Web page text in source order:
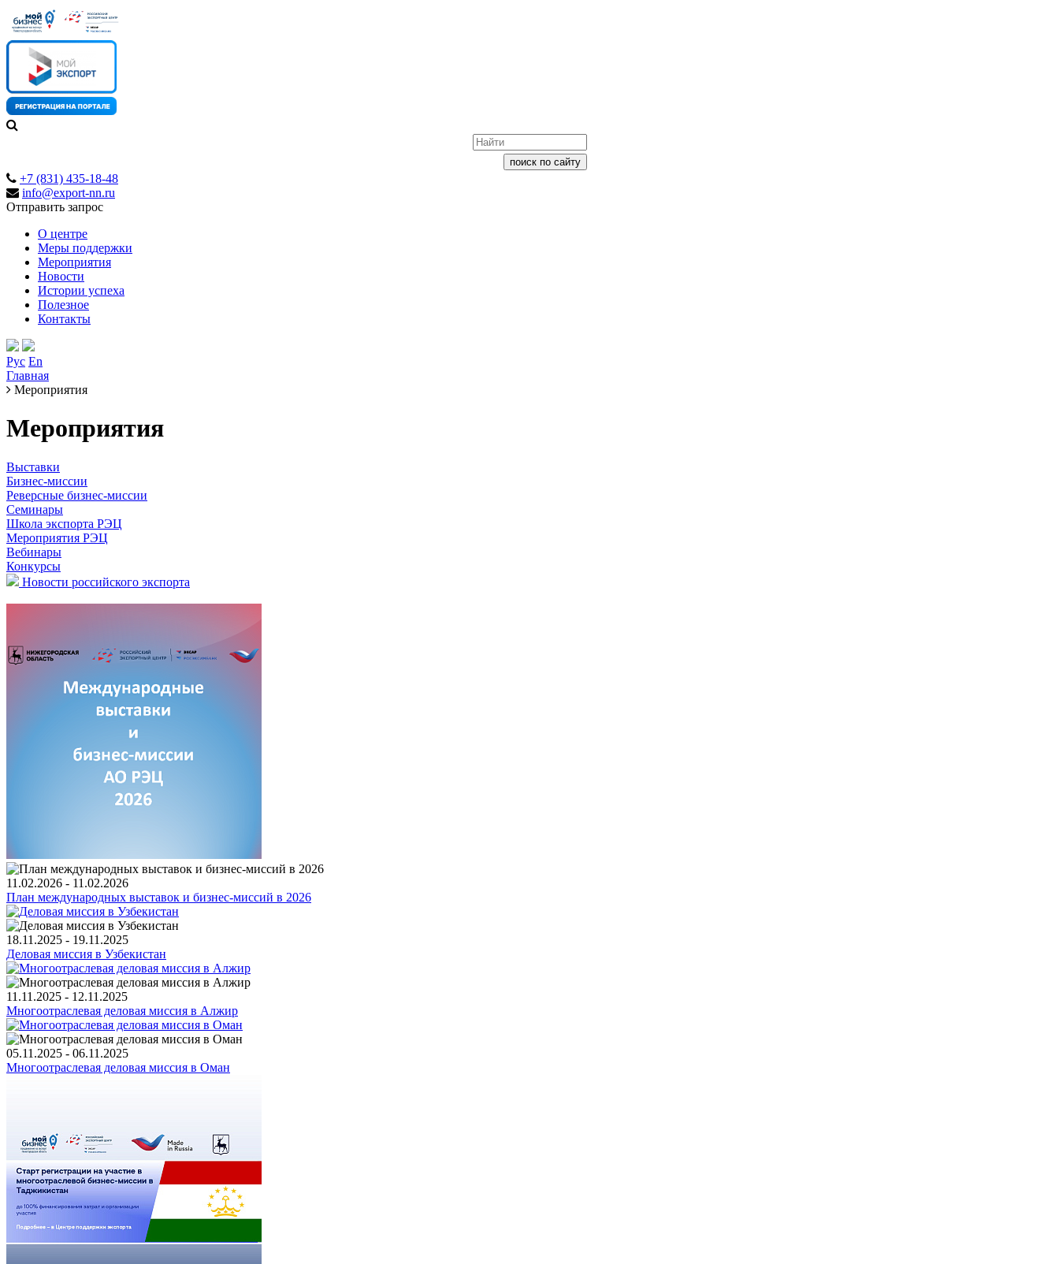
+7 (831) 435-18-48
info@export-nn.ru
Отправить запрос
О центре
Меры поддержки
Мероприятия
Новости
Истории успеха
Полезное
Контакты
Рус En
Главная
Мероприятия
Мероприятия
Выставки
Бизнес-миссии
Реверсные бизнес-миссии
Семинары
Школа экспорта РЭЦ
Мероприятия РЭЦ
Вебинары
Конкурсы
Новости российского экспорта
11.02.2026 - 11.02.2026
План международных выставок и бизнес-миссий в 2026
18.11.2025 - 19.11.2025
Деловая миссия в Узбекистан
11.11.2025 - 12.11.2025
Многоотраслевая деловая миссия в Алжир
05.11.2025 - 06.11.2025
Многоотраслевая деловая миссия в Оман